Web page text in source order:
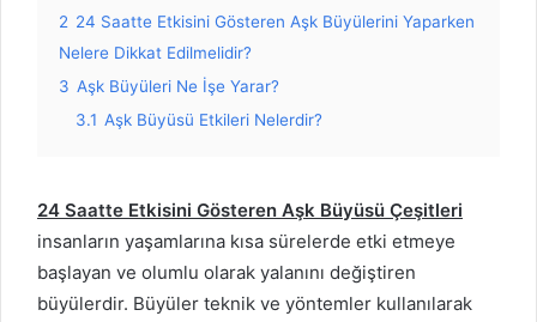
2 24 Saatte Etkisini Gösteren Aşk Büyülerini Yaparken
Nelere Dikkat Edilmelidir?
3 Aşk Büyüleri Ne İşe Yarar?
3.1 Aşk Büyüsü Etkileri Nelerdir?
24 Saatte Etkisini Gösteren Aşk Büyüsü Çeşitleri
insanların yaşamlarına kısa sürelerde etki etmeye
başlayan ve olumlu olarak yalanını değiştiren
büyülerdir. Büyüler teknik ve yöntemler kullanılarak